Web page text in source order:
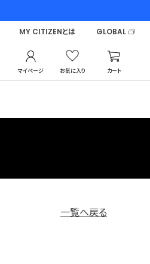
マイページ お気に入り カート
MY CITIZENとは GLOBAL
一覧へ戻る